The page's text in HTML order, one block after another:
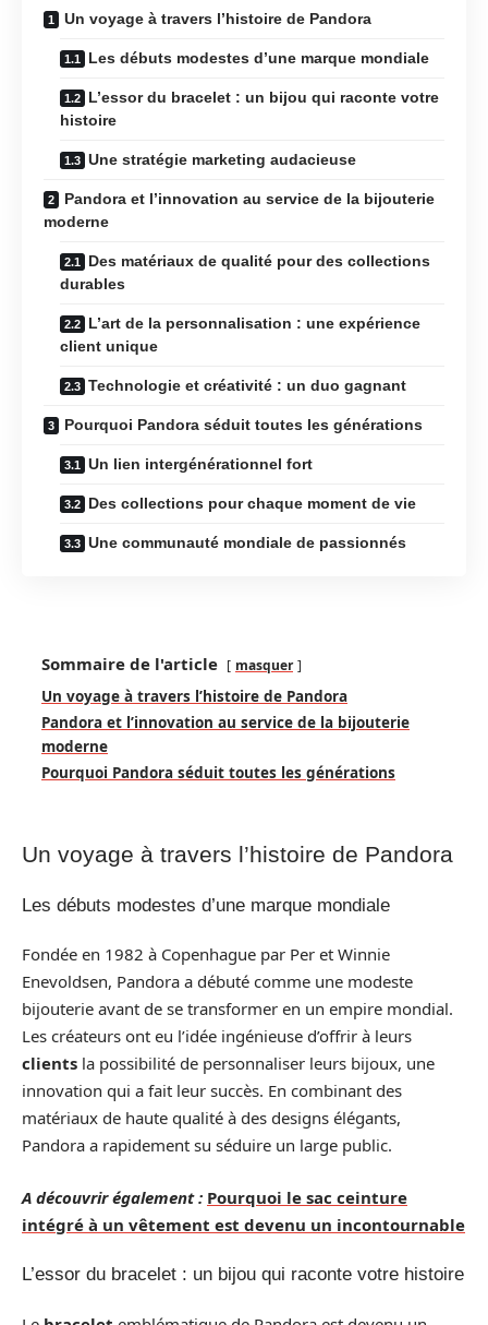
Un voyage à travers l’histoire de Pandora
Les débuts modestes d’une marque mondiale
L’essor du bracelet : un bijou qui raconte votre
histoire
Une stratégie marketing audacieuse
Pandora et l’innovation au service de la bijouterie
moderne
Des matériaux de qualité pour des collections
durables
L’art de la personnalisation : une expérience
client unique
Technologie et créativité : un duo gagnant
Pourquoi Pandora séduit toutes les générations
Un lien intergénérationnel fort
Des collections pour chaque moment de vie
Une communauté mondiale de passionnés
Sommaire de l'article masquer
Un voyage à travers l’histoire de Pandora
Pandora et l’innovation au service de la bijouterie
moderne
Pourquoi Pandora séduit toutes les générations
Un voyage à travers l’histoire de Pandora
Les débuts modestes d’une marque mondiale
Fondée en 1982 à Copenhague par Per et Winnie
Enevoldsen, Pandora a débuté comme une modeste
bijouterie avant de se transformer en un empire mondial.
Les créateurs ont eu l’idée ingénieuse d’offrir à leurs
clients la possibilité de personnaliser leurs bijoux, une
innovation qui a fait leur succès. En combinant des
matériaux de haute qualité à des designs élégants,
Pandora a rapidement su séduire un large public.
A découvrir également : Pourquoi le sac ceinture
intégré à un vêtement est devenu un incontournable
L’essor du bracelet : un bijou qui raconte votre histoire